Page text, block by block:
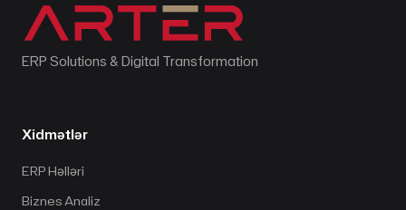
ERP Solutions & Digital Transformation
Xidmətlər
ERP Həlləri
Biznes Analiz